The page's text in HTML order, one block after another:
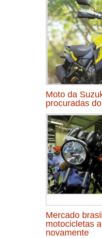
Moto da
procuradas
Mercado
motocicletas
novamente